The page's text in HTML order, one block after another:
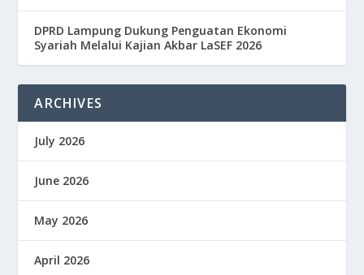
DPRD Lampung Dukung Penguatan Ekonomi
Syariah Melalui Kajian Akbar LaSEF 2026
ARCHIVES
July 2026
June 2026
May 2026
April 2026